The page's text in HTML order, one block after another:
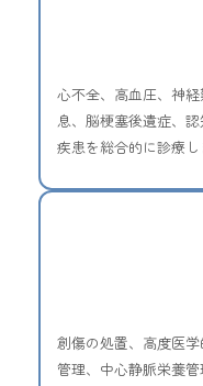
心不全、高血圧、神
息、脳梗塞後遺症、
疾患を総合的に診療し
創傷の処置、高度医
管理、中心静脈栄養